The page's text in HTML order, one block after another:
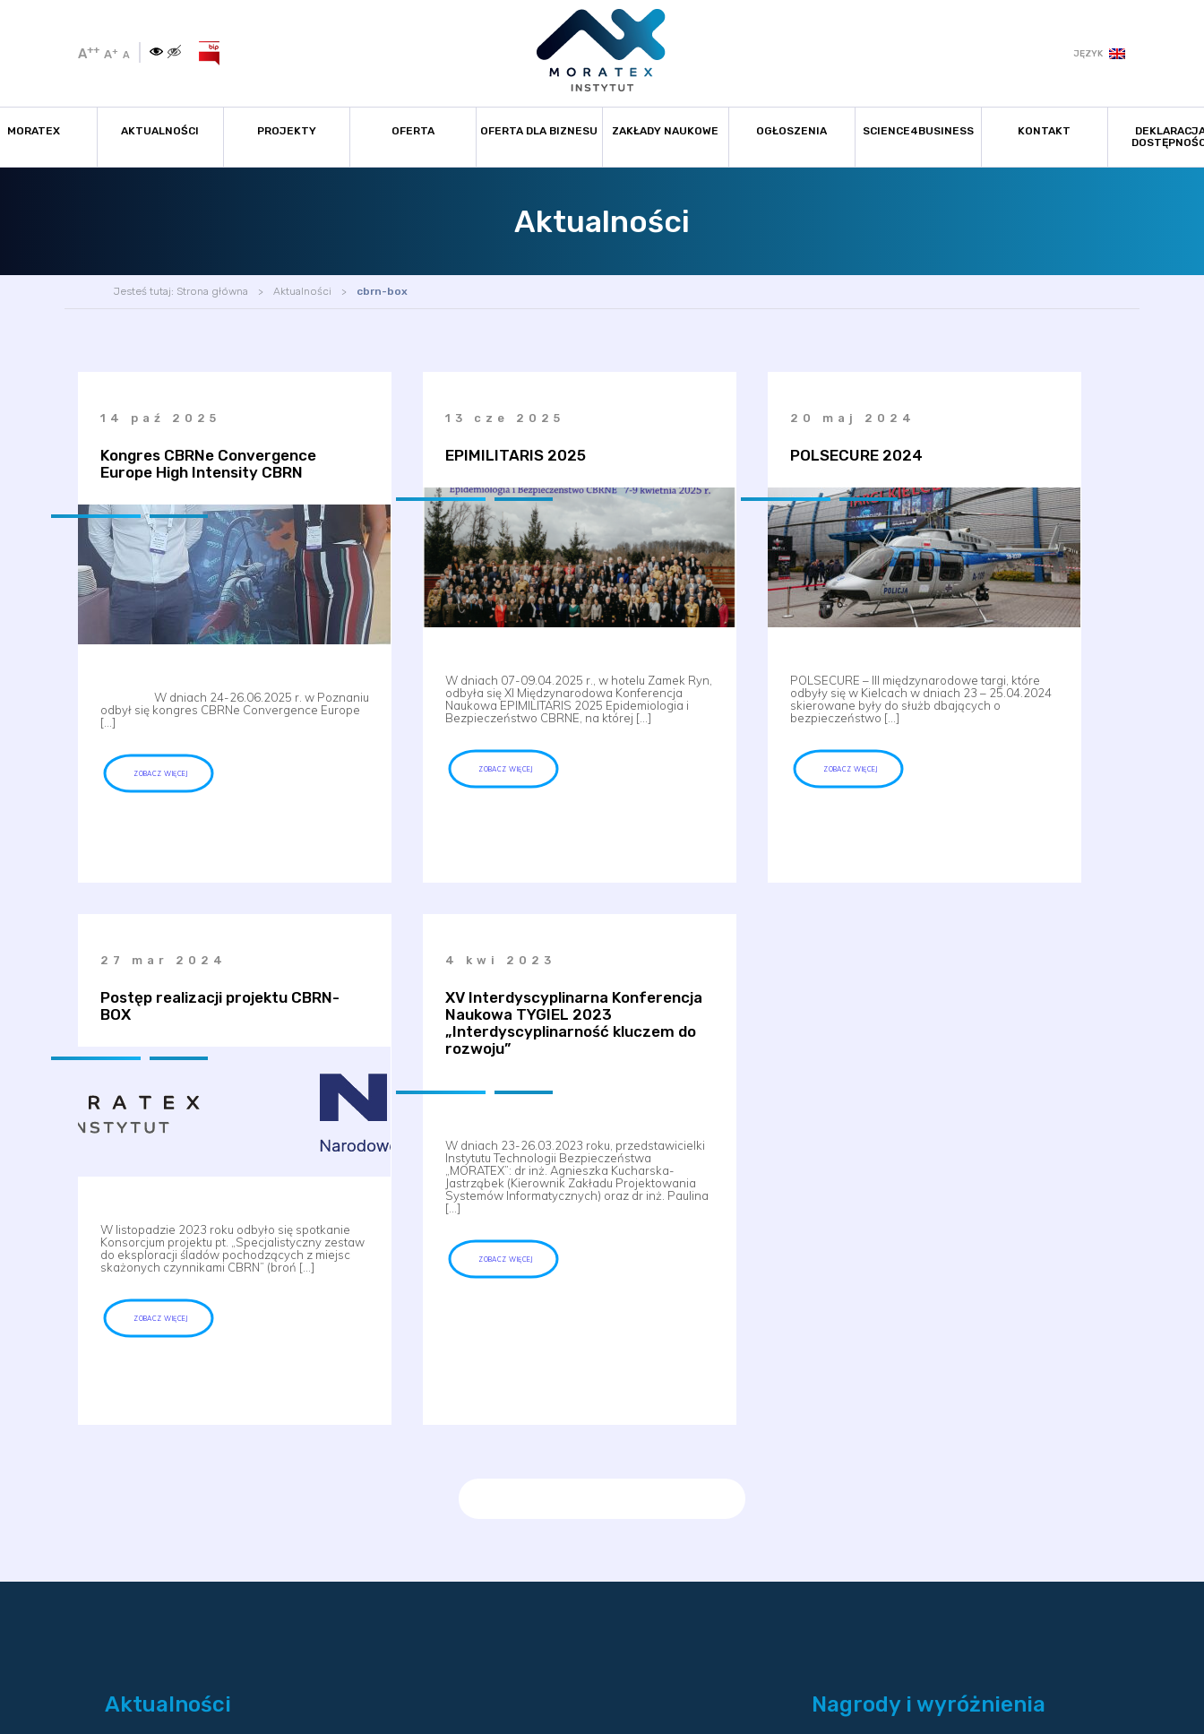
A++ A+ A JĘZYK
MORATEX AKTUALNOŚCI PROJEKTY OFERTA OFERTA DLA BIZNESU ZAKŁADY NAUKOWE OGŁOSZENIA SCIENCE4BUSINESS KONTAKT
Aktualności
Jesteś tutaj: Strona główna Aktualności cbrn-box
14 paź 2025
Kongres CBRNe Convergence
Europe High Intensity CBRN
W dniach 24-26.06.2025 r. w Poznaniu
odbył się kongres CBRNe Convergence Europe
[…]
ZOBACZ WIĘCEJ
13 cze 2025
EPIMILITARIS 2025
W dniach 07-09.04.2025 r., w hotelu Zamek Ryn,
odbyła się XI Międzynarodowa Konferencja
Naukowa EPIMILITARIS 2025 Epidemiologia i
Bezpieczeństwo CBRNE, na której […]
ZOBACZ WIĘCEJ
20 maj 2024
POLSECURE 2024
POLSECURE – III międzynarodowe targi, które
odbyły się w Kielcach w dniach 23 – 25.04.2024
skierowane były do służb dbających o
bezpieczeństwo […]
ZOBACZ WIĘCEJ
27 mar 2024
Postęp realizacji projektu CBRN-
BOX
W listopadzie 2023 roku odbyło się spotkanie
Konsorcjum projektu pt. „Specjalistyczny zestaw
do eksploracji śladów pochodzących z miejsc
skażonych czynnikami CBRN” (broń […]
ZOBACZ WIĘCEJ
4 kwi 2023
XV Interdyscyplinarna Konferencja
Naukowa TYGIEL 2023
„Interdyscyplinarność kluczem do
rozwoju”
W dniach 23-26.03.2023 roku, przedstawicielki
Instytutu Technologii Bezpieczeństwa
„MORATEX”: dr inż. Agnieszka Kucharska-
Jastrząbek (Kierownik Zakładu Projektowania
Systemów Informatycznych) oraz dr inż. Paulina
[…]
ZOBACZ WIĘCEJ
Aktualności Nagrody i wyróżnienia